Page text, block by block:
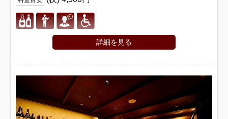
詳細を見る